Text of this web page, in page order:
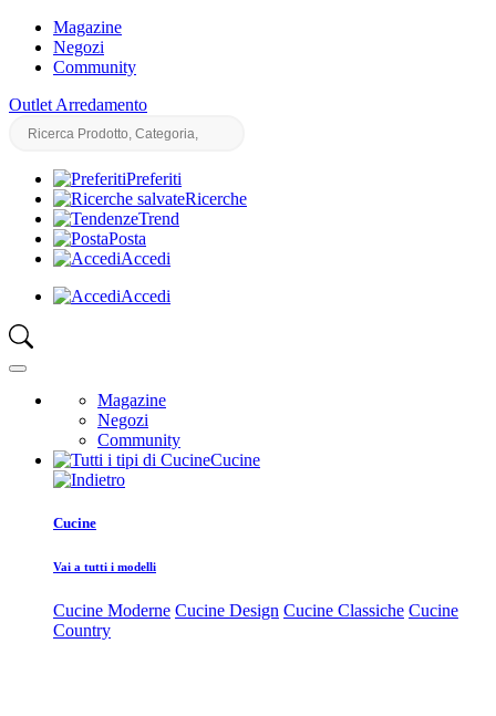
Magazine
Negozi
Community
Outlet Arredamento
Preferiti
Ricerche
Trend
Posta
Accedi
Accedi
Magazine
Negozi
Community
Cucine
Cucine
Vai a tutti i modelli
Cucine Moderne Cucine Design Cucine Classiche Cucine
Country